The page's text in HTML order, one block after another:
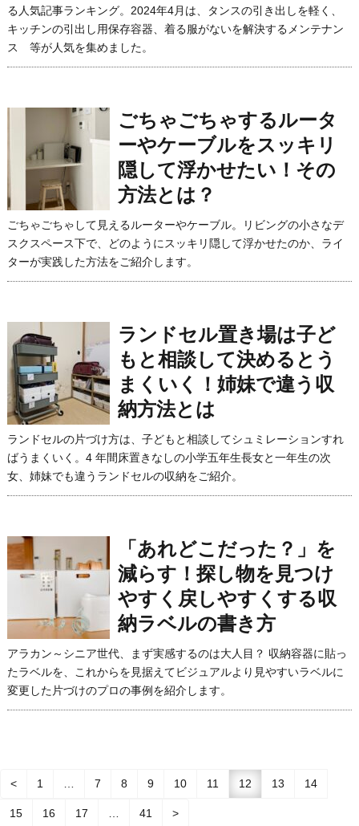
る人気記事ランキング。2024年4月は、タンスの引き出しを軽く、
キッチンの引出し用保存容器、着る服がないを解決するメンテナン
ス 等が人気を集めました。
ごちゃごちゃするルータ
ーやケーブルをスッキリ
隠して浮かせたい！その
方法とは？
ごちゃごちゃして見えるルーターやケーブル。リビングの小さなデ
スクスペース下で、どのようにスッキリ隠して浮かせたのか、ライ
ターが実践した方法をご紹介します。
ランドセル置き場は子ど
もと相談して決めるとう
まくいく！姉妹で違う収
納方法とは
ランドセルの片づけ方は、子どもと相談してシュミレーションすれ
ばうまくいく。4 年間床置きなしの小学五年生長女と一年生の次
女、姉妹でも違うランドセルの収納をご紹介。
「あれどこだった？」を
減らす！探し物を見つけ
やすく戻しやすくする収
納ラベルの書き方
アラカン～シニア世代、まず実感するのは大人目？ 収納容器に貼っ
たラベルを、これからを見据えてビジュアルより見やすいラベルに
変更した片づけのプロの事例を紹介します。
< 1 7 8 9 10 11 12 13 14
15 16 17 41 >